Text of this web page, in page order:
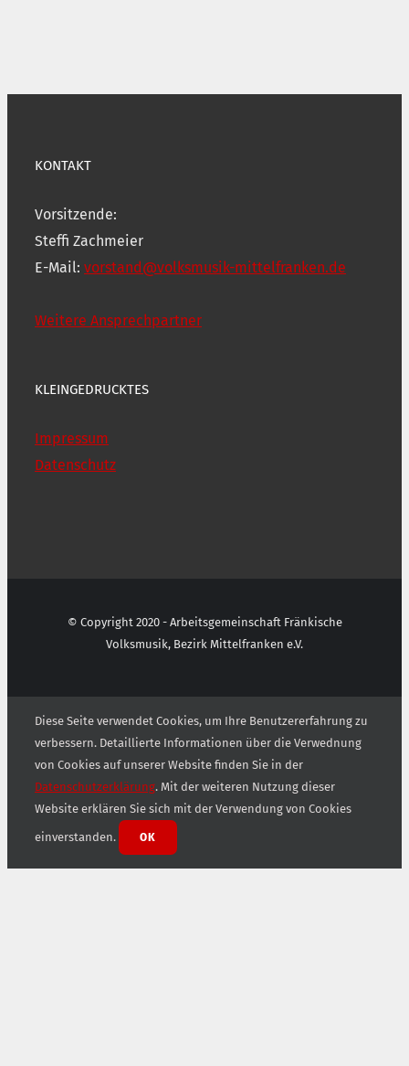
KONTAKT
Vorsitzende:
Steffi Zachmeier
E-Mail: vorstand@volksmusik-mittelfranken.de
Weitere Ansprechpartner
KLEINGEDRUCKTES
Impressum
Datenschutz
© Copyright 2020 - Arbeitsgemeinschaft Fränkische
Volksmusik, Bezirk Mittelfranken e.V.
Diese Seite verwendet Cookies, um Ihre Benutzererfahrung zu
verbessern. Detaillierte Informationen über die Verwednung
von Cookies auf unserer Website finden Sie in der
Datenschutzerklärung. Mit der weiteren Nutzung dieser
Website erklären Sie sich mit der Verwendung von Cookies
einverstanden. OK